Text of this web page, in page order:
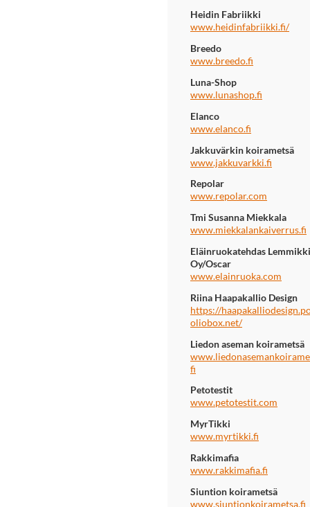
Heidin Fabriikki
www.heidinfabriikki.fi/
Breedo
www.breedo.fi
Luna-Shop
www.lunashop.fi
Elanco
www.elanco.fi
Jakkuvärkin koirametsä
www.jakkuvarkki.fi
Repolar
www.repolar.com
Tmi Susanna Miekkala
www.miekkalankaiverrus.fi
Eläinruokatehdas Lemmikki
Oy/Oscar
www.elainruoka.com
Riina Haapakallio Design
https://
oliobox.net/
Liedon aseman koirametsä
fi
Petotestit
www.petotestit.com
MyrTikki
www.myrtikki.fi
Rakkimafia
www.rakkimafia.fi
Siuntion koirametsä
www.siuntionkoirametsa.fi